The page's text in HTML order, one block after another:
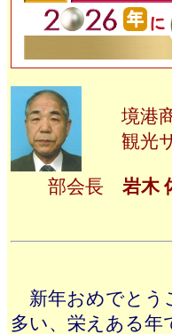
境港商
観光サ
部会長 岩木
新年おめでとう
多い、栄えある年